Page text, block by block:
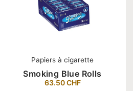
Papiers à cigarette
Smoking Blue Rolls
63.50CHF